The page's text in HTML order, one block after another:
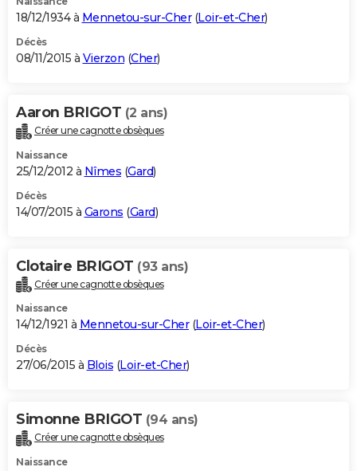
18/12/1934 à Mennetou-sur-Cher(Loir-et-Cher)
Décès
08/11/2015 à Vierzon (Cher)
Aaron BRIGOT (2 ans)
Créer une cagnotte obsèques
Naissance
25/12/2012 à Nîmes (Gard)
Décès
14/07/2015 à Garons (Gard)
Clotaire BRIGOT (93 ans)
Créer une cagnotte obsèques
Naissance
14/12/1921 à Mennetou-sur-Cher(Loir-et-Cher)
Décès
27/06/2015 à Blois (Loir-et-Cher)
Simonne BRIGOT (94 ans)
Créer une cagnotte obsèques
Naissance